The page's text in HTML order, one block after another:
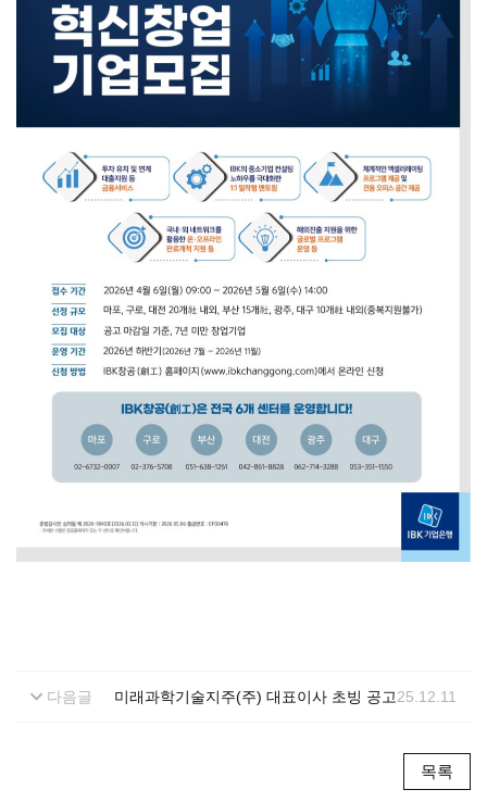
다음글 미래과학기술지주(주) 대표이사 초빙 공고25.12.11
목록